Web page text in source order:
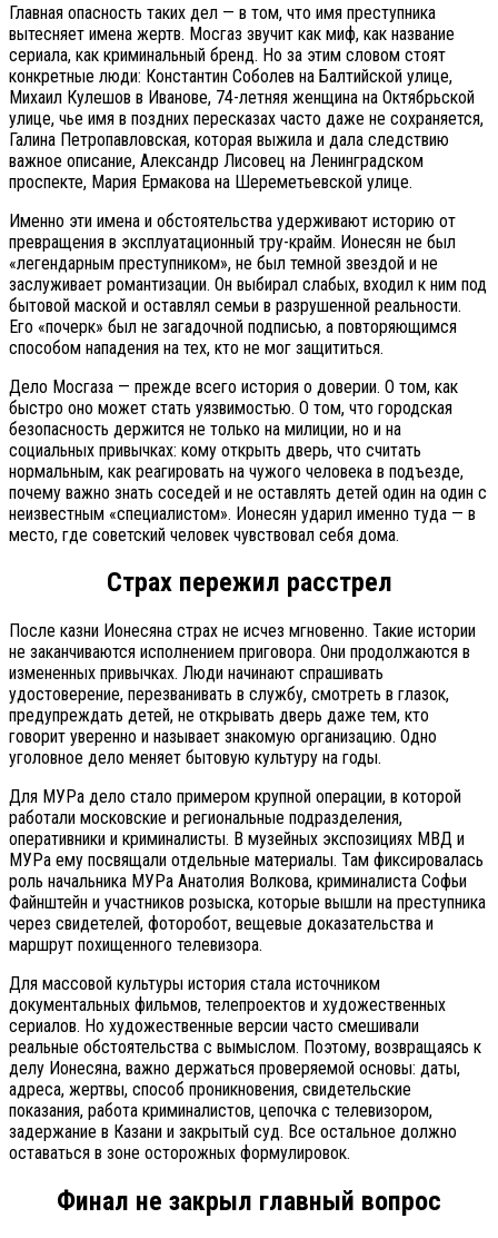
Главная опасность таких дел — в том, что имя преступника
вытесняет имена жертв. Мосгаз звучит как миф, как название
сериала, как криминальный бренд. Но за этим словом стоят
конкретные люди: Константин Соболев на Балтийской улице,
Михаил Кулешов в Иванове, 74-летняя женщина на Октябрьской
улице, чье имя в поздних пересказах часто даже не сохраняется,
Галина Петропавловская, которая выжила и дала следствию
важное описание, Александр Лисовец на Ленинградском
проспекте, Мария Ермакова на Шереметьевской улице.
Именно эти имена и обстоятельства удерживают историю от
превращения в эксплуатационный тру-крайм. Ионесян не был
«легендарным преступником», не был темной звездой и не
заслуживает романтизации. Он выбирал слабых, входил к ним под
бытовой маской и оставлял семьи в разрушенной реальности.
Его «почерк» был не загадочной подписью, а повторяющимся
способом нападения на тех, кто не мог защититься.
Дело Мосгаза — прежде всего история о доверии. О том, как
быстро оно может стать уязвимостью. О том, что городская
безопасность держится не только на милиции, но и на
социальных привычках: кому открыть дверь, что считать
нормальным, как реагировать на чужого человека в подъезде,
почему важно знать соседей и не оставлять детей один на один с
неизвестным «специалистом». Ионесян ударил именно туда — в
место, где советский человек чувствовал себя дома.
Страх пережил расстрел
После казни Ионесяна страх не исчез мгновенно. Такие истории
не заканчиваются исполнением приговора. Они продолжаются в
измененных привычках. Люди начинают спрашивать
удостоверение, перезванивать в службу, смотреть в глазок,
предупреждать детей, не открывать дверь даже тем, кто
говорит уверенно и называет знакомую организацию. Одно
уголовное дело меняет бытовую культуру на годы.
Для МУРа дело стало примером крупной операции, в которой
работали московские и региональные подразделения,
оперативники и криминалисты. В музейных экспозициях МВД и
МУРа ему посвящали отдельные материалы. Там фиксировалась
роль начальника МУРа Анатолия Волкова, криминалиста Софьи
Файнштейн и участников розыска, которые вышли на преступника
через свидетелей, фоторобот, вещевые доказательства и
маршрут похищенного телевизора.
Для массовой культуры история стала источником
документальных фильмов, телепроектов и художественных
сериалов. Но художественные версии часто смешивали
реальные обстоятельства с вымыслом. Поэтому, возвращаясь к
делу Ионесяна, важно держаться проверяемой основы: даты,
адреса, жертвы, способ проникновения, свидетельские
показания, работа криминалистов, цепочка с телевизором,
задержание в Казани и закрытый суд. Все остальное должно
оставаться в зоне осторожных формулировок.
Финал не закрыл главный вопрос